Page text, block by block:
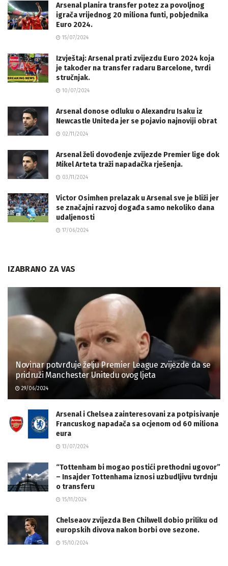
Arsenal planira transfer potez za povoljnog
igrača vrijednog 20 miliona funti, pobjednika
Euro 2024.
15/07/2024
Izvještaj: Arsenal prati zvijezdu Euro 2024 koja
je također na transfer radaru Barcelone, tvrdi
stručnjak.
10/07/2024
Arsenal donose odluku o Alexandru Isaku iz
Newcastle Uniteda jer se pojavio najnoviji obrat
02/11/2024
Arsenal želi dovođenje zvijezde Premier lige dok
Mikel Arteta traži napadačka rješenja.
03/11/2024
Victor Osimhen prelazak u Arsenal sve je bliži jer
se značajni razvoj događa samo nekoliko dana
udaljenosti
17/06/2024
IZABRANO ZA VAS
Novinar potvrđuje želju Premier League zvijezde da se
pridruži Manchester Unitedu ovog ljeta
29/06/2024
Arsenal i Chelsea zainteresovani za potpisivanje
Francuskog napadača sa ocjenom od 60 miliona
eura
13/07/2024
“Tottenham bi mogao postići prethodni ugovor”
– Insajder Tottenhama iznosi uzbudljivu tvrdnju
o transferu
15/11/2024
Chelseaov zvijezda Ben Chilwell dobio priliku od
europskih divova nakon borbi ove sezone.
15/10/2024